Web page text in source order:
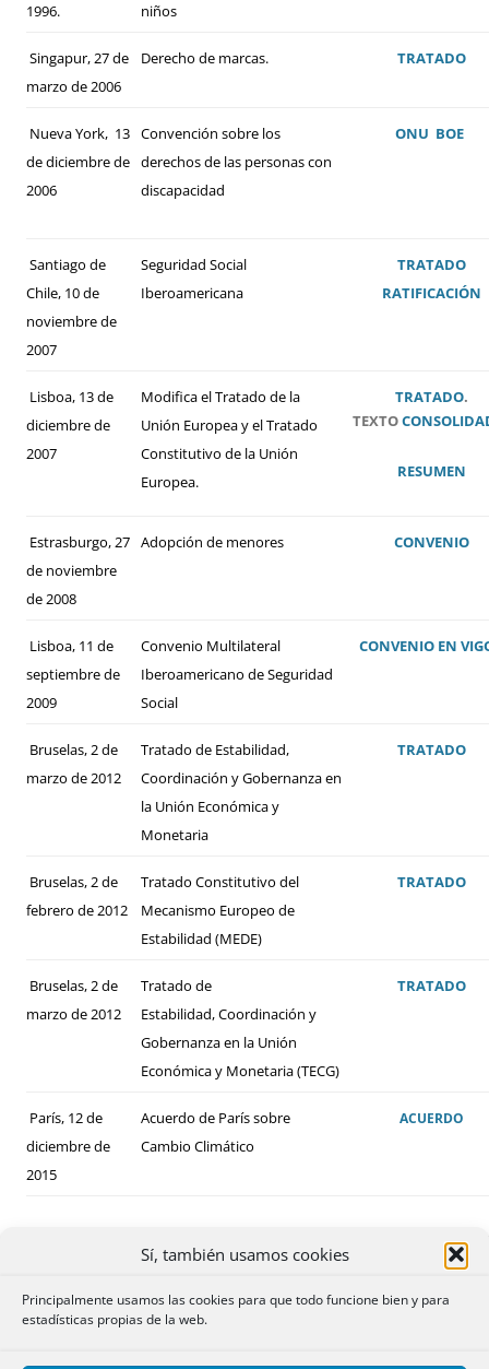
Sí, también usamos cookies
Principalmente usamos las cookies para que todo funcione bien y para
estadísticas propias de la web.
1996.
niños
Singapur, 27 de
marzo de 2006
Derecho de marcas. TRATADO
Nueva York, 13
de diciembre de
2006
Convención sobre los
derechos de las personas con
discapacidad
ONU BOE
Santiago de
Chile, 10 de
noviembre de
2007
Seguridad Social
Iberoamericana
TRATADO
RATIFICACIÓN
Lisboa, 13 de
diciembre de
2007
Modifica el Tratado de la
Unión Europea y el Tratado
Constitutivo de la Unión
Europea.
TRATADO.
TEXTO
RESUMEN
Estrasburgo, 27
de noviembre
de 2008
Adopción de menores CONVENIO
Lisboa, 11 de
septiembre de
2009
Convenio Multilateral
Iberoamericano de Seguridad
Social
CONVENIO EN
Bruselas, 2 de
marzo de 2012
Tratado de Estabilidad,
Coordinación y Gobernanza en
la Unión Económica y
Monetaria
TRATADO
Bruselas, 2 de
febrero de 2012
Tratado Constitutivo del
Mecanismo Europeo de
Estabilidad (MEDE)
TRATADO
Bruselas, 2 de
marzo de 2012
Tratado de
Estabilidad, Coordinación y
Gobernanza en la Unión
Económica y Monetaria (TECG)
TRATADO
París, 12 de
diciembre de
2015
Acuerdo de París sobre
Cambio Climático
ACUERDO
ALGUNOS DE LOS CONVENIOS BILATERALES
FIRMADOS POR ESPAÑA